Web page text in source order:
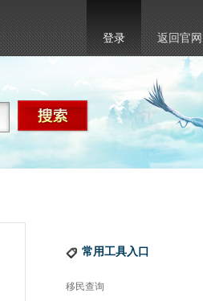
登录 返回官网
常用工具入口
移民查询